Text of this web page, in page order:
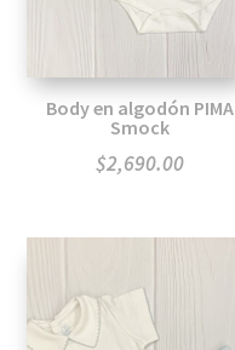
Body en algodón PIMA
Smock
$2,690.00